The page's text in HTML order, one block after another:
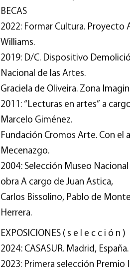
BECAS
2022: Formar Cultura.
Williams.
2019: D/C. Dispositivo
Nacional de las Artes.
Graciela de Oliveira. Zona
2011: “Lecturas en artes” a
Marcelo Giménez.
Fundación Cromos Arte. Con el
Mecenazgo.
2004: Selección Museo
obra A cargo de Juan Astica,
Carlos Bissolino, Pablo de
Herrera.
EXPOSICIONES ( s e l e c c i ó n )
2024: CASASUR. Madrid, España.
2023: Primera selección Premio